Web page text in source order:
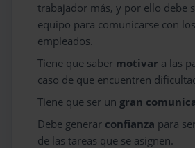
trabajador más, y por ello debe
equipo para comunicarse con
empleados.
Tiene que saber motivar a las
caso de que encuentren
Tiene que ser un gran
Debe generar confianza para
de las tareas que se asignen.